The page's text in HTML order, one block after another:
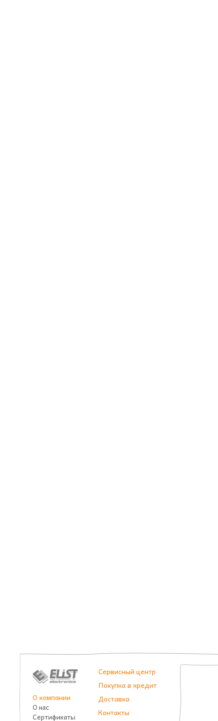
О компании
О нас
Сертификаты
Сервисный центр
Покупка в кредит
Доставка
Контакты